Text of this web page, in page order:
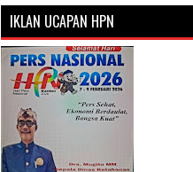
IKLAN UCAPAN HPN